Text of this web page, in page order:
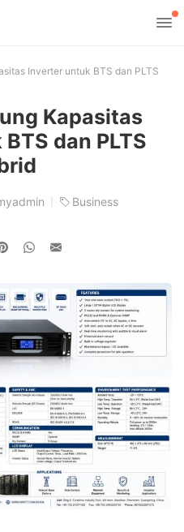
Inverter untuk BTS dan PLTS
Kapasitas
dan PLTS
Business